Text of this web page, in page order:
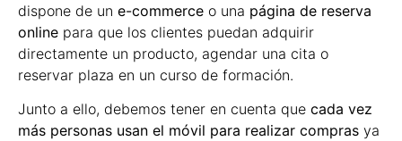
dispone de un e-commerce o una página de reserva
online para que los clientes puedan adquirir
directamente un producto, agendar una cita o
reservar plaza en un curso de formación.
Junto a ello, debemos tener en cuenta que cada vez
más personas usan el móvil para realizar compras ya